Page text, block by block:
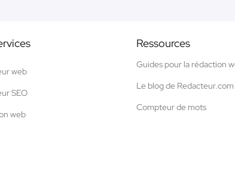
web
SEO
web
Ressources
Guides pour la rédaction
Le blog de Redacteur.com
Compteur de mots